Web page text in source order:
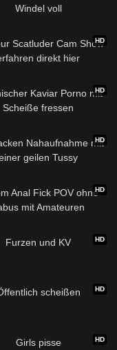
Windel voll
HD
Scatluder Cam Show
direkt hier
HD
Kaviar Porno mit
Scheiße fressen
HD
Nahaufnahme mit
geilen Tussy
HD
Anal Fick POV ohne
mit Amateuren
HD
Furzen und KV
HD
scheißen
HD
Girls pisse